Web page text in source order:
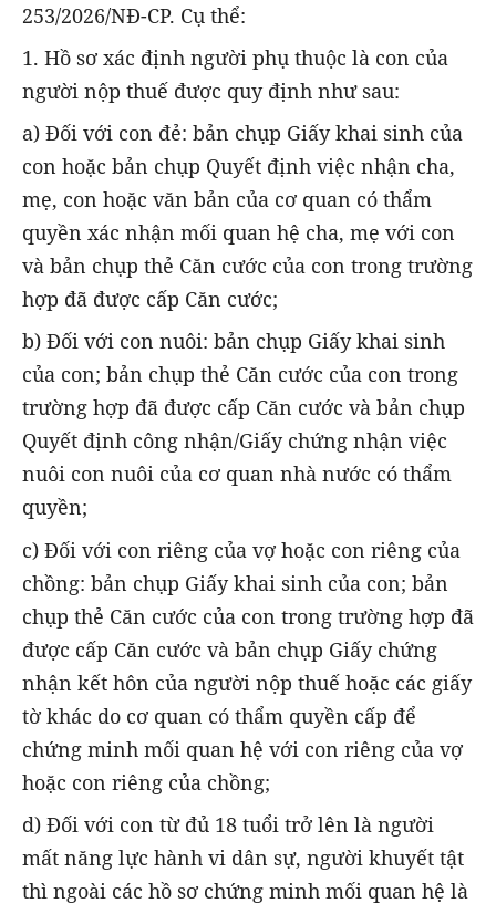
253/2026/NĐ-CP. Cụ thể:
1. Hồ sơ xác định người phụ thuộc là con của
người nộp thuế được quy định như sau:
a) Đối với con đẻ: bản chụp Giấy khai sinh của
con hoặc bản chụp Quyết định việc nhận cha,
mẹ, con hoặc văn bản của cơ quan có thẩm
quyền xác nhận mối quan hệ cha, mẹ với con
và bản chụp thẻ Căn cước của con trong trường
hợp đã được cấp Căn cước;
b) Đối với con nuôi: bản chụp Giấy khai sinh
của con; bản chụp thẻ Căn cước của con trong
trường hợp đã được cấp Căn cước và bản chụp
Quyết định công nhận/Giấy chứng nhận việc
nuôi con nuôi của cơ quan nhà nước có thẩm
quyền;
c) Đối với con riêng của vợ hoặc con riêng của
chồng: bản chụp Giấy khai sinh của con; bản
chụp thẻ Căn cước của con trong trường hợp đã
được cấp Căn cước và bản chụp Giấy chứng
nhận kết hôn của người nộp thuế hoặc các giấy
tờ khác do cơ quan có thẩm quyền cấp để
chứng minh mối quan hệ với con riêng của vợ
hoặc con riêng của chồng;
d) Đối với con từ đủ 18 tuổi trở lên là người
mất năng lực hành vi dân sự, người khuyết tật
thì ngoài các hồ sơ chứng minh mối quan hệ là